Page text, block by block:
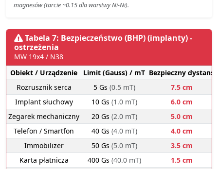
magnesów (tarcie ~0.15 dla warstwy Ni-Ni).
Tabela 7: Bezpieczeństwo (BHP) (implanty) -
ostrzeżenia
MW 19x4 / N38
Obiekt / Urządzenie
Limit (Gauss) / mT Bezpieczny dystans
Rozrusznik serca
5 Gs (0.5 mT)
7.5 cm
Implant słuchowy
10 Gs (1.0 mT)
6.0 cm
Zegarek mechaniczny
20 Gs (2.0 mT)
5.0 cm
Telefon / Smartfon
40 Gs (4.0 mT)
4.0 cm
Immobilizer
50 Gs (5.0 mT)
3.5 cm
Karta płatnicza
400 Gs (40.0 mT)
1.5 cm